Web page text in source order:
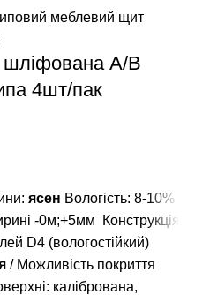
А/В
4шт/пак
ясен Вологість: 8-10%
-0м;+5мм
Конструкція
D4 (вологостійкий)
/ Можливість покриття
калібрована,